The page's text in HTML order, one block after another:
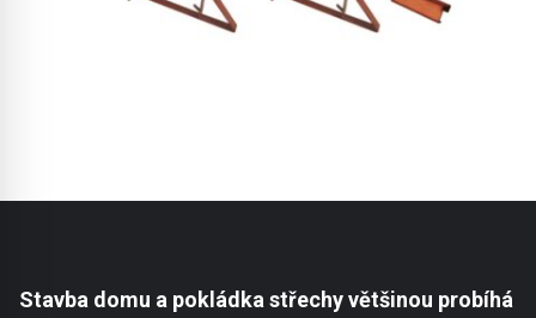
Stavba domu a pokládka střechy většinou probíhá